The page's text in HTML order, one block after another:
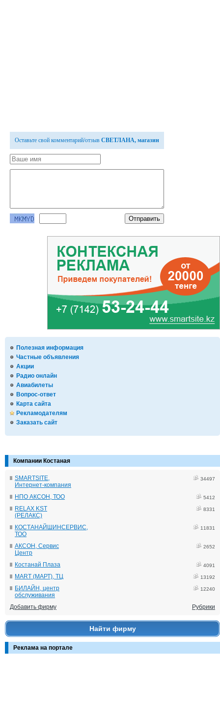
Полезная информация
Частные объявления
Акции
Радио онлайн
Авиабилеты
Вопрос-ответ
Карта сайта
Рекламодателям
Заказать сайт
Компании Костаная
SMARTSITE,
Интернет-компания
34497
НПО АКСОН, ТОО 5412
RELAX KST
(РЕЛАКС)
8331
КОСТАНАЙШИНСЕРВИС,
ТОО
11831
АКСОН, Сервис
Центр
2652
Костанай Плаза 4091
MART (МАРТ), ТЦ 13192
БИЛАЙН, центр
обслуживания
12240
Добавить фирму Рубрики
Найти фирму
Реклама на портале
Оставьте свой комментарий/отзыв СВЕТЛАНА, магазин